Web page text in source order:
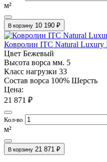
м²
В корзину 10 190 ₽
Ковролин ITC Natural Luxury
Цвет Бежевый
Высота ворса мм. 5
Класс нагрузки 33
Состав ворса 100% Шерсть
Цена:
21 871 ₽
Кол-во
м²
В корзину 21 871 ₽